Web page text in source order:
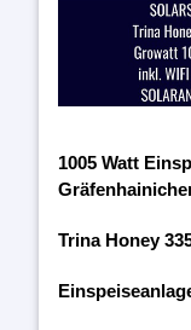
1005 Watt
Trina Honey